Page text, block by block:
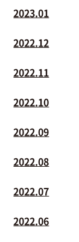
2023.01
2022.12
2022.11
2022.10
2022.09
2022.08
2022.07
2022.06